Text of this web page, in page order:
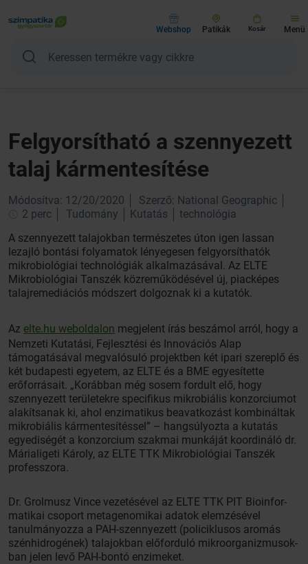
Webshop Patikák Kosár Menü
Felgyorsítható a szennyezett
talaj kármentesítése
Módosítva: 12/20/2020
Szerző: National Geographic
2 perc
Tudomány Kutatás
technológia
A szennyezett talajokban természetes úton igen lassan
lezajló bontási folyamatok lényegesen felgyorsíthatók
mikrobiológiai technológiák alkalmazásával. Az ELTE
Mikrobiológiai Tanszék közreműködésével új, piacképes
talajremediációs módszert dolgoznak ki a kutatók.
Az elte.hu weboldalon megjelent írás beszámol arról, hogy a
Nemzeti Kutatási, Fejlesztési és Innovációs Alap
támogatásával megvalósuló projektben két ipari szereplő és
két budapesti egyetem, az ELTE és a BME egyesítette
erőforrásait. „Korábban még sosem fordult elő, hogy
szennyezett területekre specifikus mikrobiális konzorciumot
alakítsanak ki, ahol enzimatikus beavatkozást kombináltak
mikrobiális kármentesítéssel” – hangsúlyozta a kutatás
egyediségét a konzorcium szakmai munkáját koordináló dr.
Márialigeti Károly, az ELTE TTK Mikrobiológiai Tanszék
professzora.
Dr. Grolmusz Vince vezetésével az ELTE TTK PIT Bioin­for­
ma­tikai csoport metagenomikai adatok elemzésével
tanulmányozza a PAH-szennyezett (policiklusos aromás
szénhidrogének) talajokban előforduló mikro­organizmu­sok­
ban jelen levő PAH-bontó enzimeket.